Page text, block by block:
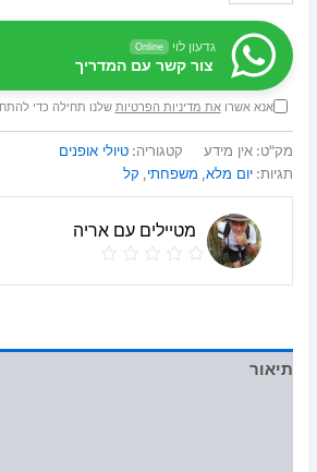
גדעון לוי Online
צור קשר עם המדריך
אנא אשרואת מדיניות הפרטיות שלנו תחילה כדי
מק"ט:אין מידע קטגוריה:טיולי אופנים
תגיות:יום מלא, משפחתי, קל
מטיילים עם אריה
תיאור